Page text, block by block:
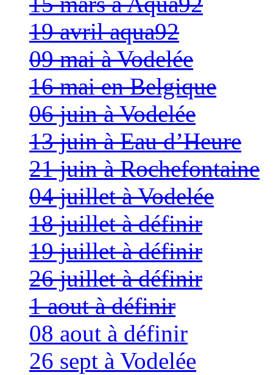
19 avril aqua92
09 mai à Vodelée
16 mai en Belgique
06 juin à Vodelée
13 juin à Eau d’Heure
21 juin à Rochefontaine
04 juillet à Vodelée
18 juillet à définir
19 juillet à définir
26 juillet à définir
1 aout à définir
08 aout à définir
26 sept à Vodelée